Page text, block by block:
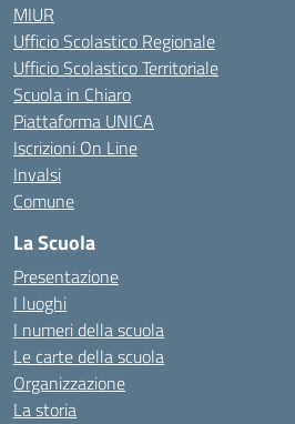
MIUR
Ufficio Scolastico Regionale
Ufficio Scolastico Territoriale
Scuola in Chiaro
Piattaforma UNICA
Iscrizioni On Line
Invalsi
Comune
La Scuola
Presentazione
I luoghi
I numeri della scuola
Le carte della scuola
Organizzazione
La storia